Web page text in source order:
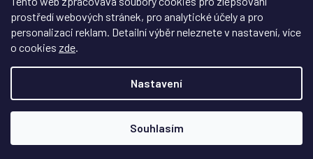
prostředí webových stránek, pro analytické účely a pro
personalizaci reklam. Detailní výběr neleznete v nastavení, více
o cookies zde.
Nastavení
Souhlasím
D
M
A
ZDARMA
7-kanálový zesilovač Musical Fidelity M6x 250.7